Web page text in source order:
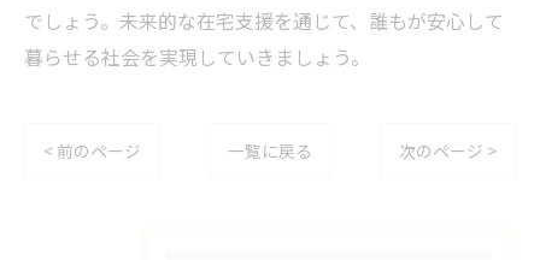
でしょう。未来的な在宅支援を通じて、誰もが安心して
暮らせる社会を実現していきましょう。
< 前のページ 一覧に戻る 次のページ >